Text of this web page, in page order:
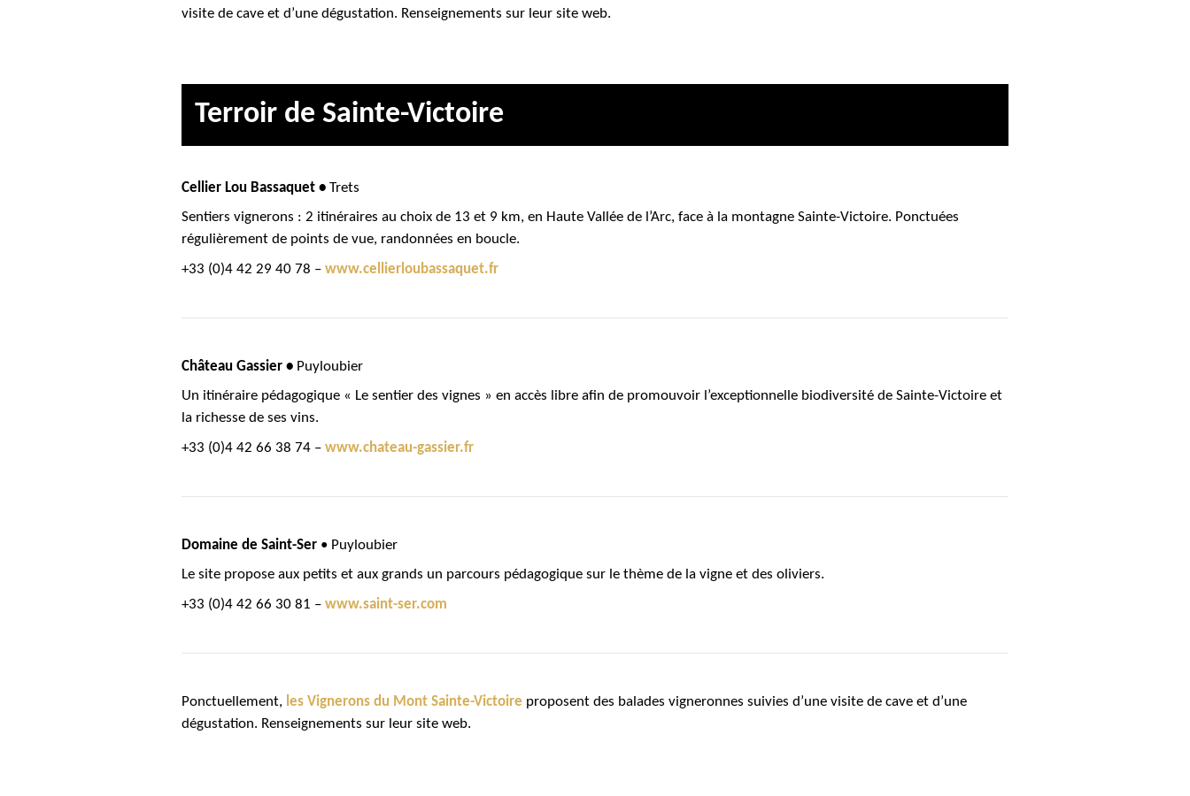
visite de cave et d’une dégustation. Renseignements sur leur site web.
Terroir de Sainte-Victoire
Cellier Lou Bassaquet • Trets
Sentiers vignerons : 2 itinéraires au choix de 13 et 9 km, en Haute Vallée de l’Arc, face à la montagne Sainte-Victoire. Ponctuées
régulièrement de points de vue, randonnées en boucle.
+33 (0)4 42 29 40 78 – www.cellierloubassaquet.fr
Château Gassier • Puyloubier
Un itinéraire pédagogique « Le sentier des vignes » en accès libre afin de promouvoir l’exceptionnelle biodiversité de Sainte-Victoire et
la richesse de ses vins.
+33 (0)4 42 66 38 74 – www.chateau-gassier.fr
Domaine de Saint-Ser• Puyloubier
Le site propose aux petits et aux grands un parcours pédagogique sur le thème de la vigne et des oliviers.
+33 (0)4 42 66 30 81 – www.saint-ser.com
Ponctuellement, les Vignerons du Mont Sainte-Victoire proposent des balades vigneronnes suivies d’une visite de cave et d’une
dégustation. Renseignements sur leur site web.